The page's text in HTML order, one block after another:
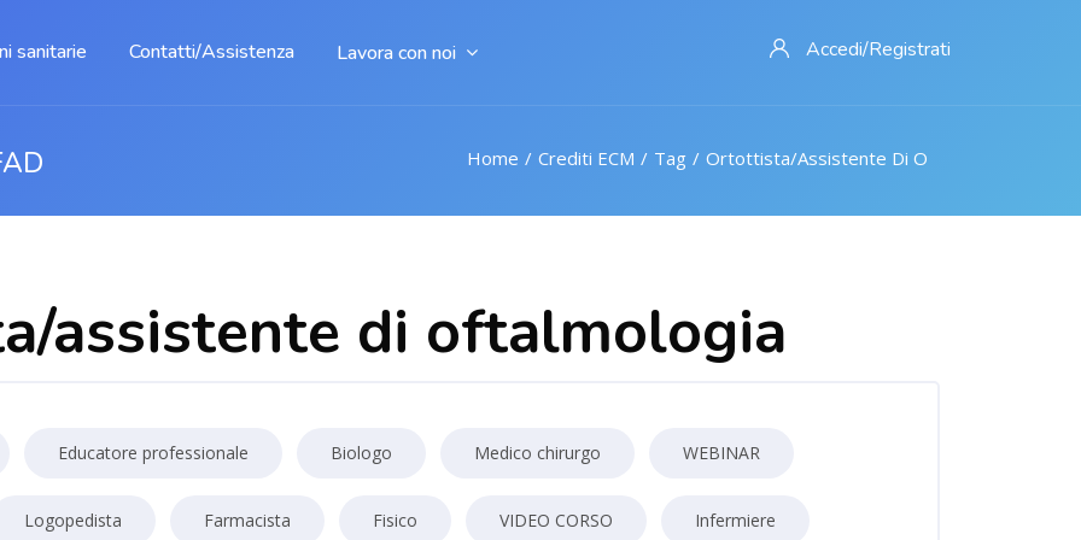
sanitarie Contatti/Assistenza Lavora con noi Accedi/Registrati
Home Crediti ECM Tag Ortottista/assistente Di Oftalmologia
assistente di oftalmologia
Educatore professionale Biologo Medico chirurgo WEBINAR
Logopedista Farmacista Fisico VIDEO CORSO Infermiere